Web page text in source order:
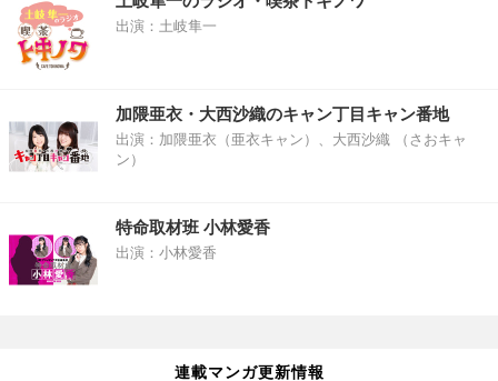
出演：土岐隼一
加隈亜衣・大西沙織のキャン丁目キャン番地
出演：加隈亜衣（亜衣キャン）、大西沙織 （さおキャ
ン）
特命取材班 小林愛香
出演：小林愛香
連載マンガ更新情報